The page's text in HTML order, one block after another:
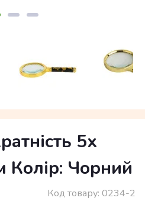
5х
Колір: Чорний
Код товару: 0234-2